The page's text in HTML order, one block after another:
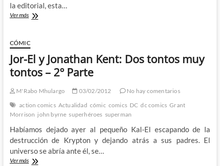
la editorial, esta…
Ver másEl
estado
de
Jim
Lee
en
CÓMIC
Jor-El y Jonathan Kent: Dos tontos muy
tontos – 2º Parte
M'Rabo Mhulargo 03/02/2012
No hay comentarios
action comics Actualidad cómic comics DC dc comics Grant
Morrison john byrne superhéroes superman
Habíamos dejado ayer al pequeño Kal-El escapando de la
destrucción de Krypton y dejando atrás a sus padres. El
universo se abría ante él, se…
Ver másJor-